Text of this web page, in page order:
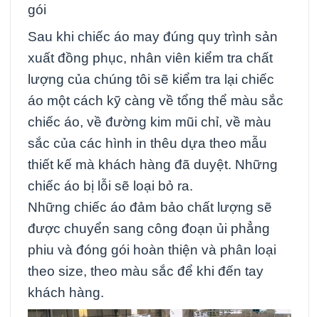
gói
Sau khi chiếc áo may đúng quy trình sản
xuất đồng phục, nhân viên kiểm tra chất
lượng của chúng tôi sẽ kiểm tra lại chiếc
áo một cách kỹ càng về tổng thể màu sắc
chiếc áo, về đường kim mũi chỉ, về màu
sắc của các hình in thêu dựa theo mẫu
thiết kế mà khách hàng đã duyệt. Những
chiếc áo bị lỗi sẽ loại bỏ ra.
Những chiếc áo đảm bảo chất lượng sẽ
được chuyển sang công đoạn ủi phẳng
phiu và đóng gói hoàn thiện và phân loại
theo size, theo màu sắc để khi đến tay
khách hàng.